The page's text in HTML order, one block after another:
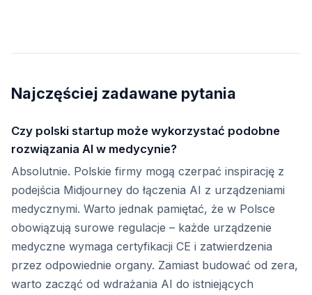
Najczęściej zadawane pytania
Czy polski startup może wykorzystać podobne
rozwiązania AI w medycynie?
Absolutnie. Polskie firmy mogą czerpać inspirację z
podejścia Midjourney do łączenia AI z urządzeniami
medycznymi. Warto jednak pamiętać, że w Polsce
obowiązują surowe regulacje – każde urządzenie
medyczne wymaga certyfikacji CE i zatwierdzenia
przez odpowiednie organy. Zamiast budować od zera,
warto zacząć od wdrażania AI do istniejących